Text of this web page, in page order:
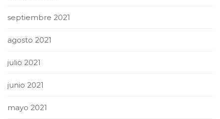
septiembre 2021
agosto 2021
julio 2021
junio 2021
mayo 2021